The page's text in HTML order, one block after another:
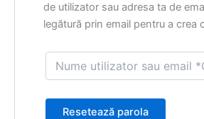
de utilizator sau adresa ta de
legătură prin email pentru a crea
Resetează parola